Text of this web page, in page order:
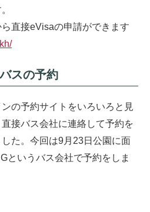
直接eVisaの申請ができます
スの予約
の予約サイトをいろいろと見
接バス会社に連絡して予約を
た。今回は9月23日公園に面
というバス会社で予約をしま